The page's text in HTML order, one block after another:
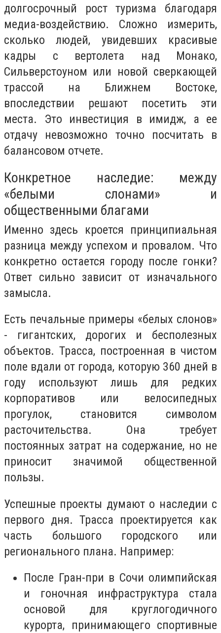
долгосрочный рост туризма благодаря
медиа-воздействию. Сложно измерить,
сколько людей, увидевших красивые
кадры с вертолета над Монако,
Сильверстоуном или новой сверкающей
трассой на Ближнем Востоке,
впоследствии решают посетить эти
места. Это инвестиция в имидж, а ее
отдачу невозможно точно посчитать в
балансовом отчете.
Конкретное наследие: между
«белыми слонами» и
общественными благами
Именно здесь кроется принципиальная
разница между успехом и провалом. Что
конкретно остается городу после гонки?
Ответ сильно зависит от изначального
замысла.
Есть печальные примеры «белых слонов»
- гигантских, дорогих и бесполезных
объектов. Трасса, построенная в чистом
поле вдали от города, которую 360 дней в
году используют лишь для редких
корпоративов или велосипедных
прогулок, становится символом
расточительства. Она требует
постоянных затрат на содержание, но не
приносит значимой общественной
пользы.
Успешные проекты думают о наследии с
первого дня. Трасса проектируется как
часть большого городского или
регионального плана. Например:
После Гран-при в Сочи олимпийская
и гоночная инфраструктура стала
основой для круглогодичного
курорта, принимающего спортивные